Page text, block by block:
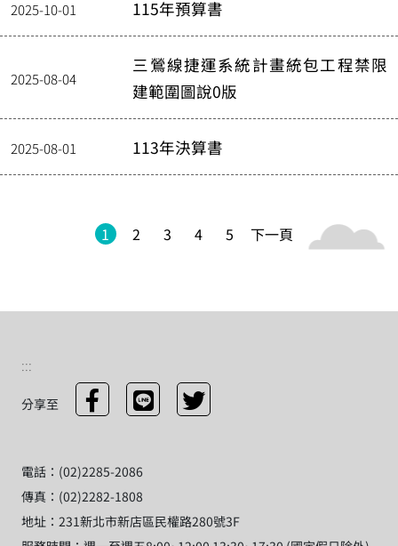
2025-10-01 115年預算書
2025-08-04
三鶯線捷運系統計畫統包工程禁限
建範圍圖說0版
2025-08-01 113年決算書
1 2 3 4 5 下一頁
:::
分享至
電話：(02)2285-2086
傳真：(02)2282-1808
地址：231新北市新店區民權路280號3F